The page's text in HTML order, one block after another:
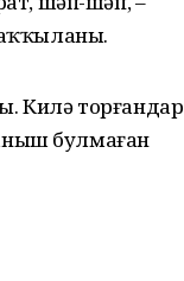
Килә торғандар
булмаған